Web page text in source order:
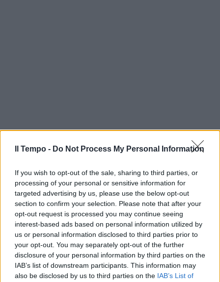
Il Tempo - Do Not Process My Personal Information
If you wish to opt-out of the sale, sharing to third parties, or
processing of your personal or sensitive information for
targeted advertising by us, please use the below opt-out
section to confirm your selection. Please note that after your
opt-out request is processed you may continue seeing
interest-based ads based on personal information utilized by
us or personal information disclosed to third parties prior to
your opt-out. You may separately opt-out of the further
disclosure of your personal information by third parties on the
IAB’s list of downstream participants. This information may
also be disclosed by us to third parties on the IAB’s List of